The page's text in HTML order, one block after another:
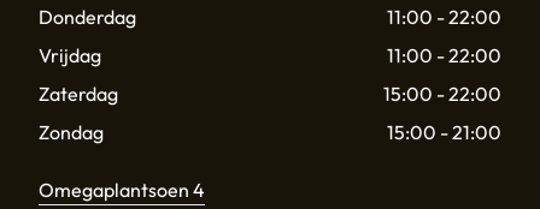
Donderdag
11:00 - 22:00
Vrijdag
11:00 - 22:00
Zaterdag
15:00 - 22:00
Zondag
15:00 - 21:00
Omegaplantsoen 4